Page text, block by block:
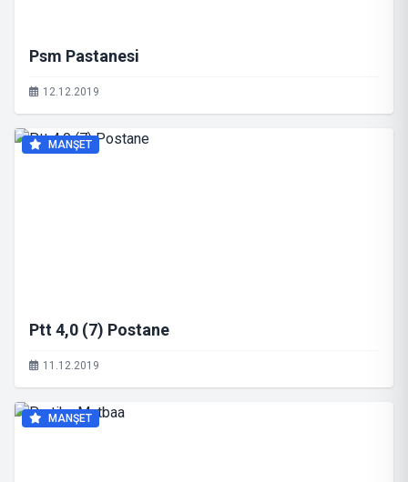
Psm Pastanesi
12.12.2019
MANŞET
Ptt 4,0 (7) Postane
11.12.2019
MANŞET